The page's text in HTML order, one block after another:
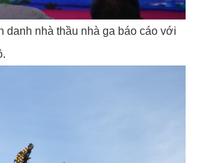
nhà thầu nhà ga báo cáo với